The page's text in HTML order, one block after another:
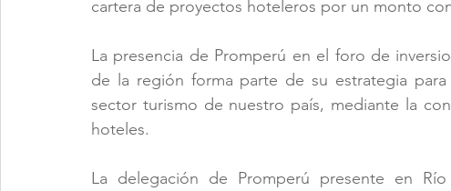
cartera de proyectos hoteleros por un monto
La presencia de Promperú en el foro de
de la región forma parte de su estrategia para
sector turismo de nuestro país, mediante la
hoteles.
La delegación de Promperú presente en